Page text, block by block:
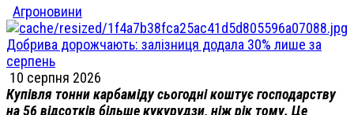
Агроновини
Добрива дорожчають: залізниця додала 30% лише за
серпень
10 серпня 2026
Купівля тонни карбаміду сьогодні коштує господарству
на 56 відсотків більше кукурудзи, ніж рік тому. Це